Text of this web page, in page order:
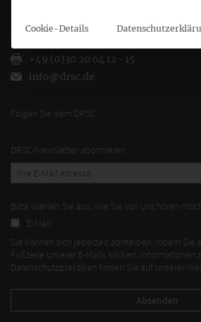
+49 (0)30 20 64 12 - 15
info@drsc.de
Folgen Sie dem DRSC
DRSC-Newsletter abonnieren
Bitte wählen Sie aus, wie Sie von uns hören
E-Mail
Sie können sich jederzeit abmelden, indem Sie
Fußzeile unserer E-Mails klicken. Informationen
Datenschutzpraktiken finden Sie auf unserer
Cookie-Details